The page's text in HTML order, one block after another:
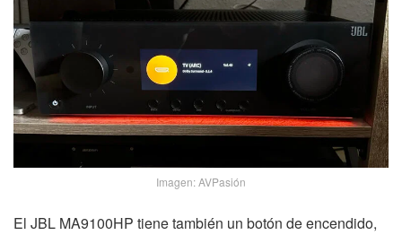
Imagen: AVPasión
El JBL MA9100HP tiene también un botón de encendido,